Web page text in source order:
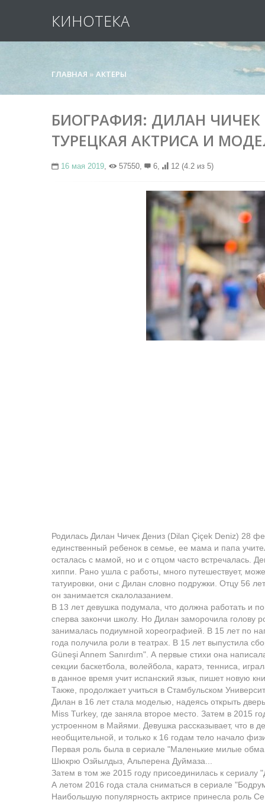
КИНОТЕКА
ГЛАВНАЯ » АКТЕРЫ
БИОГРАФИЯ: ДИЛАН ЧИЧЕК
ТУРЕЦКАЯ АКТРИСА И
16 мая 2019, 57550, 6, 12 (4.2 из 5)
Родилась Дилан Чичек Дениз (Dilan Çiçek Deniz) 28
единственный ребенок в семье, ее мама и папа
осталась с мамой, но и с отцом часто встречалась.
хиппи. Рано ушла с работы, много путешествует,
татуировки, они с Дилан словно подружки. Отцу 56
он занимается скалолазанием.
В 13 лет девушка подумала, что должна работать и
сперва закончи школу. Но Дилан заморочила голову
занималась подиумной хореографией. В 15 лет по
года получила роли в театрах. В 15 лет выпустила
Güneşi Annem Sanırdım". А первые стихи она
секции баскетбола, волейбола, каратэ, тенниса,
в данное время учит испанский язык, пишет новую
Также, продолжает учиться в Стамбульском
Дилан в 16 лет стала моделью, надеясь открыть
Miss Turkey, где заняла второе место. Затем в 2015
устроенном в Майями. Девушка рассказывает, что в
необщительной, и только к 16 годам тело начало
Первая роль была в сериале "Маленькие милые
Шюкрю Озйылдыз, Альперена Дуймаза...
Затем в том же 2015 году присоединилась к
А летом 2016 года стала сниматься в сериале
Наибольшую популярность актрисе принесла роль